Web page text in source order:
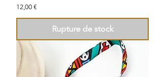
Prix
12,00 €
Rupture de stock